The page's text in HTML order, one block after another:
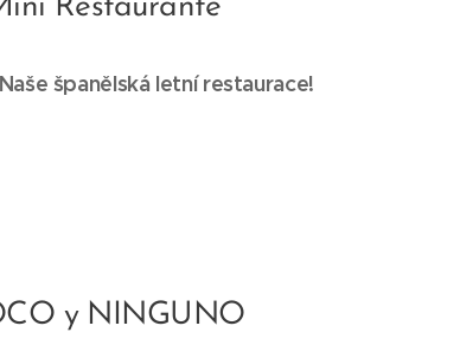
Restaurante
španělská letní restaurace! ☀️🍴
y NINGUNO